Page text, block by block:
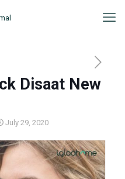
Disaat New
July 29, 2020